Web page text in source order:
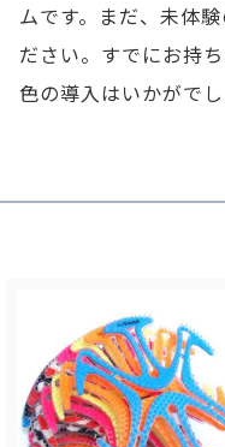
ムです。まだ、未体
ださい。すでにお持
色の導入はいかがでし